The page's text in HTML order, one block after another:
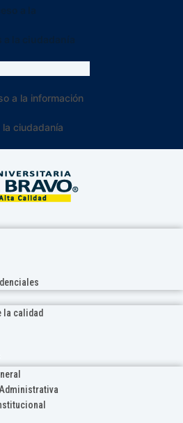
a la información
ciudadanía
la calidad